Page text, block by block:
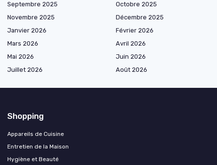
Septembre 2025
Octobre 2025
Novembre 2025
Décembre 2025
Janvier 2026
Février 2026
Mars 2026
Avril 2026
Mai 2026
Juin 2026
Juillet 2026
Août 2026
Shopping
Appareils de Cuisine
Entretien de la Maison
Hygiène et Beauté